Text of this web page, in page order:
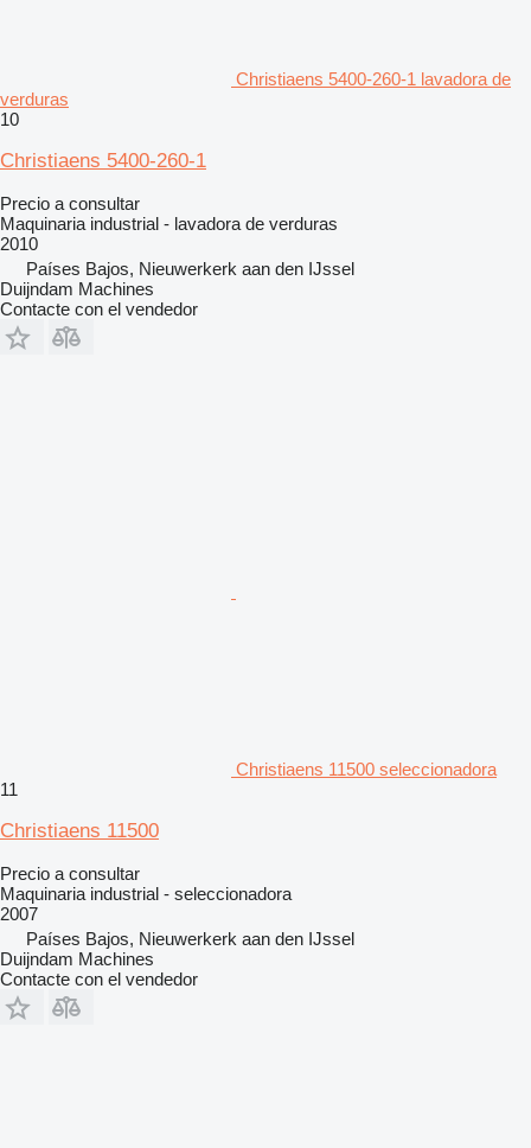
Christiaens 5400-260-1 lavadora de
verduras
10
Christiaens 5400-260-1
Precio a consultar
Maquinaria industrial - lavadora de verduras
2010
Países Bajos, Nieuwerkerk aan den IJssel
Duijndam Machines
Contacte con el vendedor
Christiaens 11500 seleccionadora
11
Christiaens 11500
Precio a consultar
Maquinaria industrial - seleccionadora
2007
Países Bajos, Nieuwerkerk aan den IJssel
Duijndam Machines
Contacte con el vendedor